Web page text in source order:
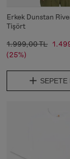
Erkek Dunstan
Tişört
1.999,00 TL
(25%)
SEPETE